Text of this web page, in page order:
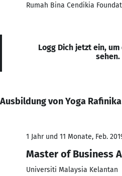
Rumah Bina Cendikia
Logg Dich jetzt ein,
sehen.
Ausbildung von Yoga Rafinika
1 Jahr und 11 Monate, Feb.
Master of Business
Universiti Malaysia Kelantan